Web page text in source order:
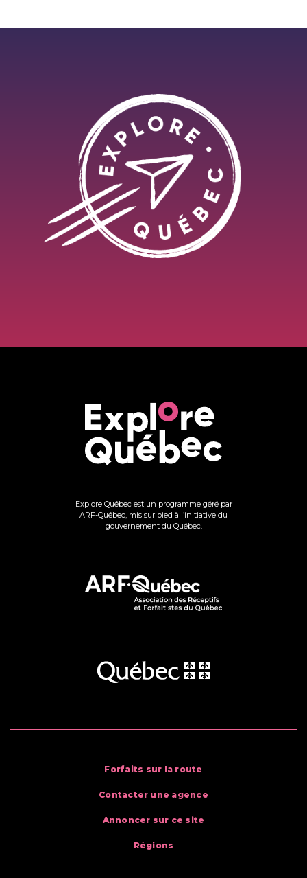
Explore Québec est un programme géré par
ARF-Québec, mis sur pied à l’initiative du
gouvernement du Québec.
Forfaits sur la route
Contacter une agence
Annoncer sur ce site
Régions